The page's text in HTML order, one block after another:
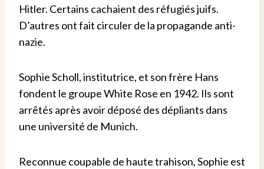
Hitler. Certains cachaient des réfugiés juifs.
D’autres ont fait circuler de la propagande anti-
nazie.
Sophie Scholl, institutrice, et son frère Hans
fondent le groupe White Rose en 1942. Ils sont
arrêtés après avoir déposé des dépliants dans
une université de Munich.
Reconnue coupable de haute trahison, Sophie est